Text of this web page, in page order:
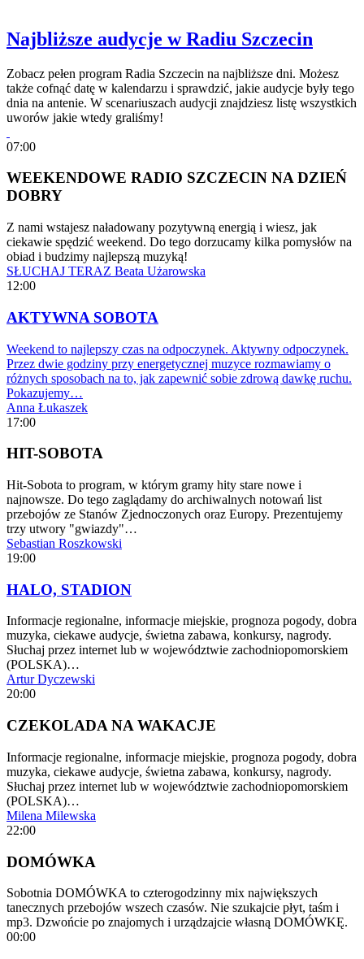
Najbliższe audycje w Radiu Szczecin
Zobacz pełen program Radia Szczecin na najbliższe dni. Możesz
także cofnąć datę w kalendarzu i sprawdzić, jakie audycje były tego
dnia na antenie. W scenariuszach audycji znajdziesz listę wszystkich
uworów jakie wtedy graliśmy!
07:00
WEEKENDOWE RADIO SZCZECIN NA DZIEŃ
DOBRY
Z nami wstajesz naładowany pozytywną energią i wiesz, jak
ciekawie spędzić weekend. Do tego dorzucamy kilka pomysłów na
obiad i budzimy najlepszą muzyką!
SŁUCHAJ TERAZ Beata Użarowska
12:00
AKTYWNA SOBOTA
Weekend to najlepszy czas na odpoczynek. Aktywny odpoczynek.
Przez dwie godziny przy energetycznej muzyce rozmawiamy o
różnych sposobach na to, jak zapewnić sobie zdrową dawkę ruchu.
Pokazujemy…
Anna Łukaszek
17:00
HIT-SOBOTA
Hit-Sobota to program, w którym gramy hity stare nowe i
najnowsze. Do tego zaglądamy do archiwalnych notowań list
przebojów ze Stanów Zjednoczonych oraz Europy. Prezentujemy
trzy utwory "gwiazdy"…
Sebastian Roszkowski
19:00
HALO, STADION
Informacje regionalne, informacje miejskie, prognoza pogody, dobra
muzyka, ciekawe audycje, świetna zabawa, konkursy, nagrody.
Słuchaj przez internet lub w województwie zachodniopomorskiem
(POLSKA)…
Artur Dyczewski
20:00
CZEKOLADA NA WAKACJE
Informacje regionalne, informacje miejskie, prognoza pogody, dobra
muzyka, ciekawe audycje, świetna zabawa, konkursy, nagrody.
Słuchaj przez internet lub w województwie zachodniopomorskiem
(POLSKA)…
Milena Milewska
22:00
DOMÓWKA
Sobotnia DOMÓWKA to czterogodzinny mix największych
tanecznych przebojów wszech czasów. Nie szukajcie płyt, taśm i
mp3. Dzwońcie po znajomych i urządzajcie własną DOMÓWKĘ.
00:00